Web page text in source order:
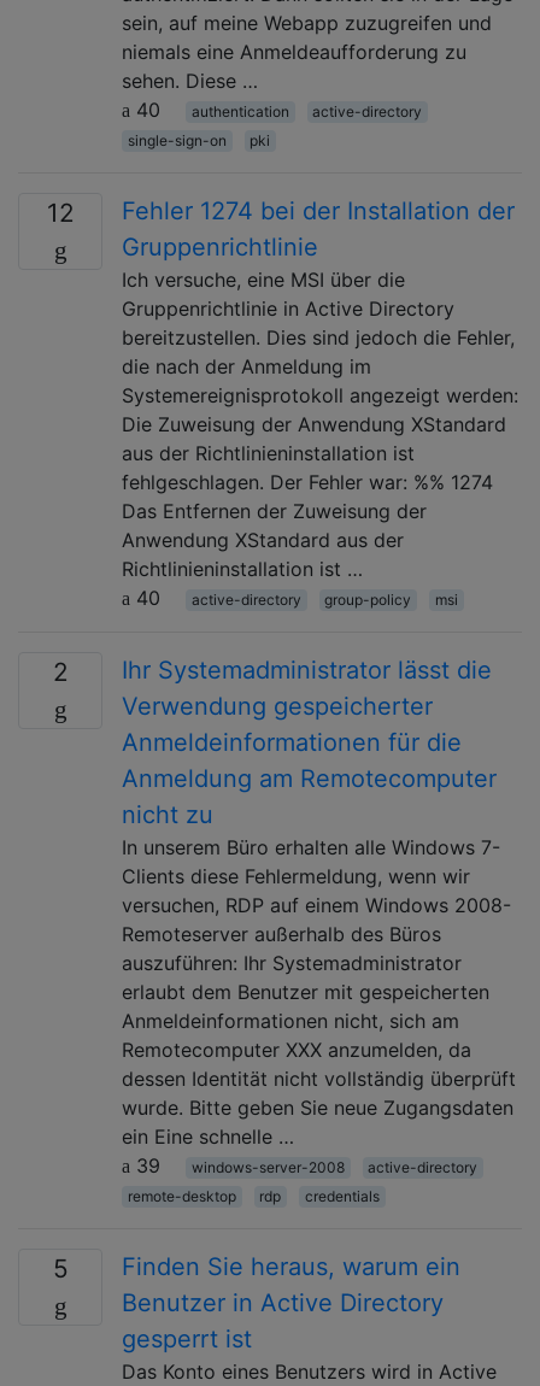
sein, auf meine Webapp zuzugreifen und
niemals eine Anmeldeaufforderung zu
sehen. Diese …
40
authentication
active-directory
single-sign-on
pki
12
Fehler 1274 bei der Installation der
Gruppenrichtlinie
Ich versuche, eine MSI über die
Gruppenrichtlinie in Active Directory
bereitzustellen. Dies sind jedoch die Fehler,
die nach der Anmeldung im
Systemereignisprotokoll angezeigt werden:
Die Zuweisung der Anwendung XStandard
aus der Richtlinieninstallation ist
fehlgeschlagen. Der Fehler war: %% 1274
Das Entfernen der Zuweisung der
Anwendung XStandard aus der
Richtlinieninstallation ist …
40
active-directory group-policy msi
2
Ihr Systemadministrator lässt die
Verwendung gespeicherter
Anmeldeinformationen für die
Anmeldung am Remotecomputer
nicht zu
In unserem Büro erhalten alle Windows 7-
Clients diese Fehlermeldung, wenn wir
versuchen, RDP auf einem Windows 2008-
Remoteserver außerhalb des Büros
auszuführen: Ihr Systemadministrator
erlaubt dem Benutzer mit gespeicherten
Anmeldeinformationen nicht, sich am
Remotecomputer XXX anzumelden, da
dessen Identität nicht vollständig überprüft
wurde. Bitte geben Sie neue Zugangsdaten
ein Eine schnelle …
39
windows-server-2008
active-directory
remote-desktop
rdp credentials
5
Finden Sie heraus, warum ein
Benutzer in Active Directory
gesperrt ist
Das Konto eines Benutzers wird in Active